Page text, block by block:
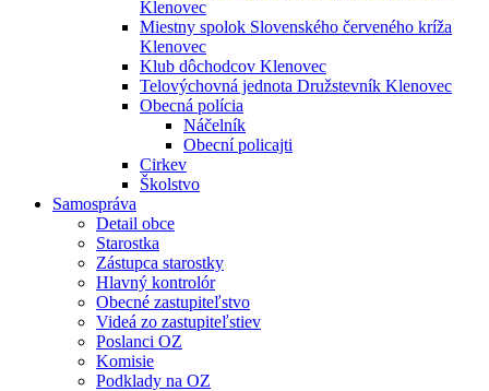
Klenovec
Miestny spolok Slovenského červeného kríža
Klenovec
Klub dôchodcov Klenovec
Telovýchovná jednota Družstevník Klenovec
Obecná polícia
Náčelník
Obecní policajti
Cirkev
Školstvo
Samospráva
Detail obce
Starostka
Zástupca starostky
Hlavný kontrolór
Obecné zastupiteľstvo
Videá zo zastupiteľstiev
Poslanci OZ
Komisie
Podklady na OZ